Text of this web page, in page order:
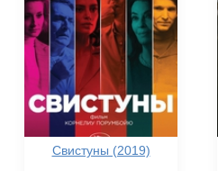
Свистуны (2019)